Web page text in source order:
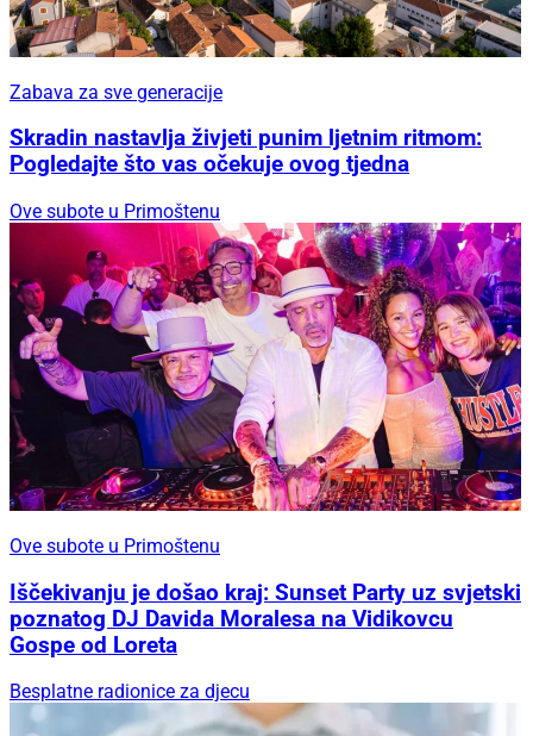
Zabava za sve generacije
Skradin nastavlja živjeti punim ljetnim ritmom:
Pogledajte što vas očekuje ovog tjedna
Ove subote u Primoštenu
Ove subote u Primoštenu
Iščekivanju je došao kraj: Sunset Party uz svjetski
poznatog DJ Davida Moralesa na Vidikovcu
Gospe od Loreta
Besplatne radionice za djecu